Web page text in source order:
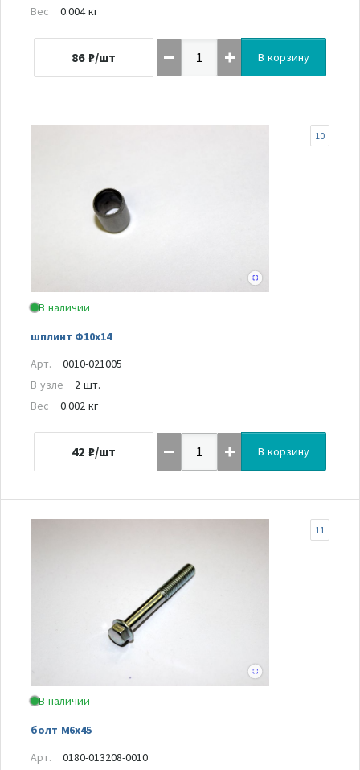
Вес
0.004 кг
86 ₽/шт В корзину
В наличии
шплинт Ф10х14
10
Арт.
0010-021005
В узле
2 шт.
Вес
0.002 кг
42 ₽/шт В корзину
В наличии
болт М6х45
11
Арт.
0180-013208-0010